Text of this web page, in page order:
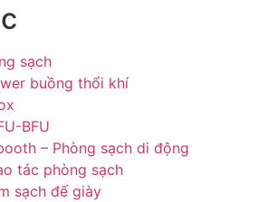
sạch
buồng thổi khí
BFU
– Phòng sạch di động
tác phòng sạch
sạch đế giày